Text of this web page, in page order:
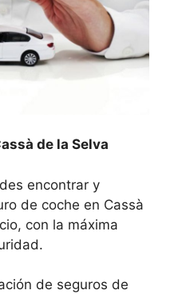
de la Selva
encontrar y
de coche en Cassà
con la máxima
de seguros de